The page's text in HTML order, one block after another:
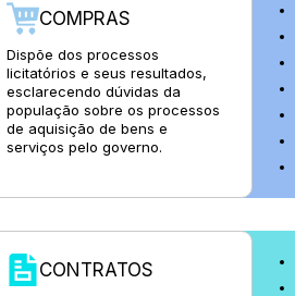
COMPRAS
Dispõe dos processos
licitatórios e seus resultados,
esclarecendo dúvidas da
população sobre os processos
de aquisição de bens e
serviços pelo governo.
CONTRATOS